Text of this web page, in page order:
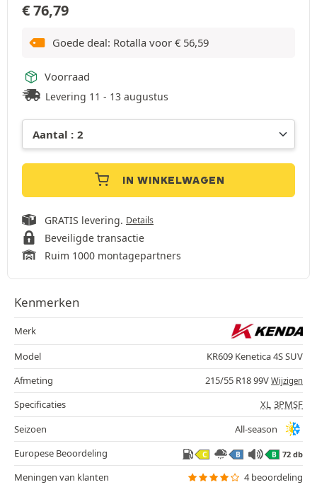
€76,79
Goede deal: Rotalla voor € 56,59
Voorraad
Levering 11 - 13 augustus
IN WINKELWAGEN
GRATIS levering. Details
Beveiligde transactie
Ruim 1000 montagepartners
Kenmerken
Merk
Model
KR609 Kenetica 4S SUV
Afmeting
215/55 R18 99V Wijzigen
Specificaties XL 3PMSF
Seizoen
All-season
Europese Beoordeling
C B B 72 db
Meningen van klanten
4 beoordeling